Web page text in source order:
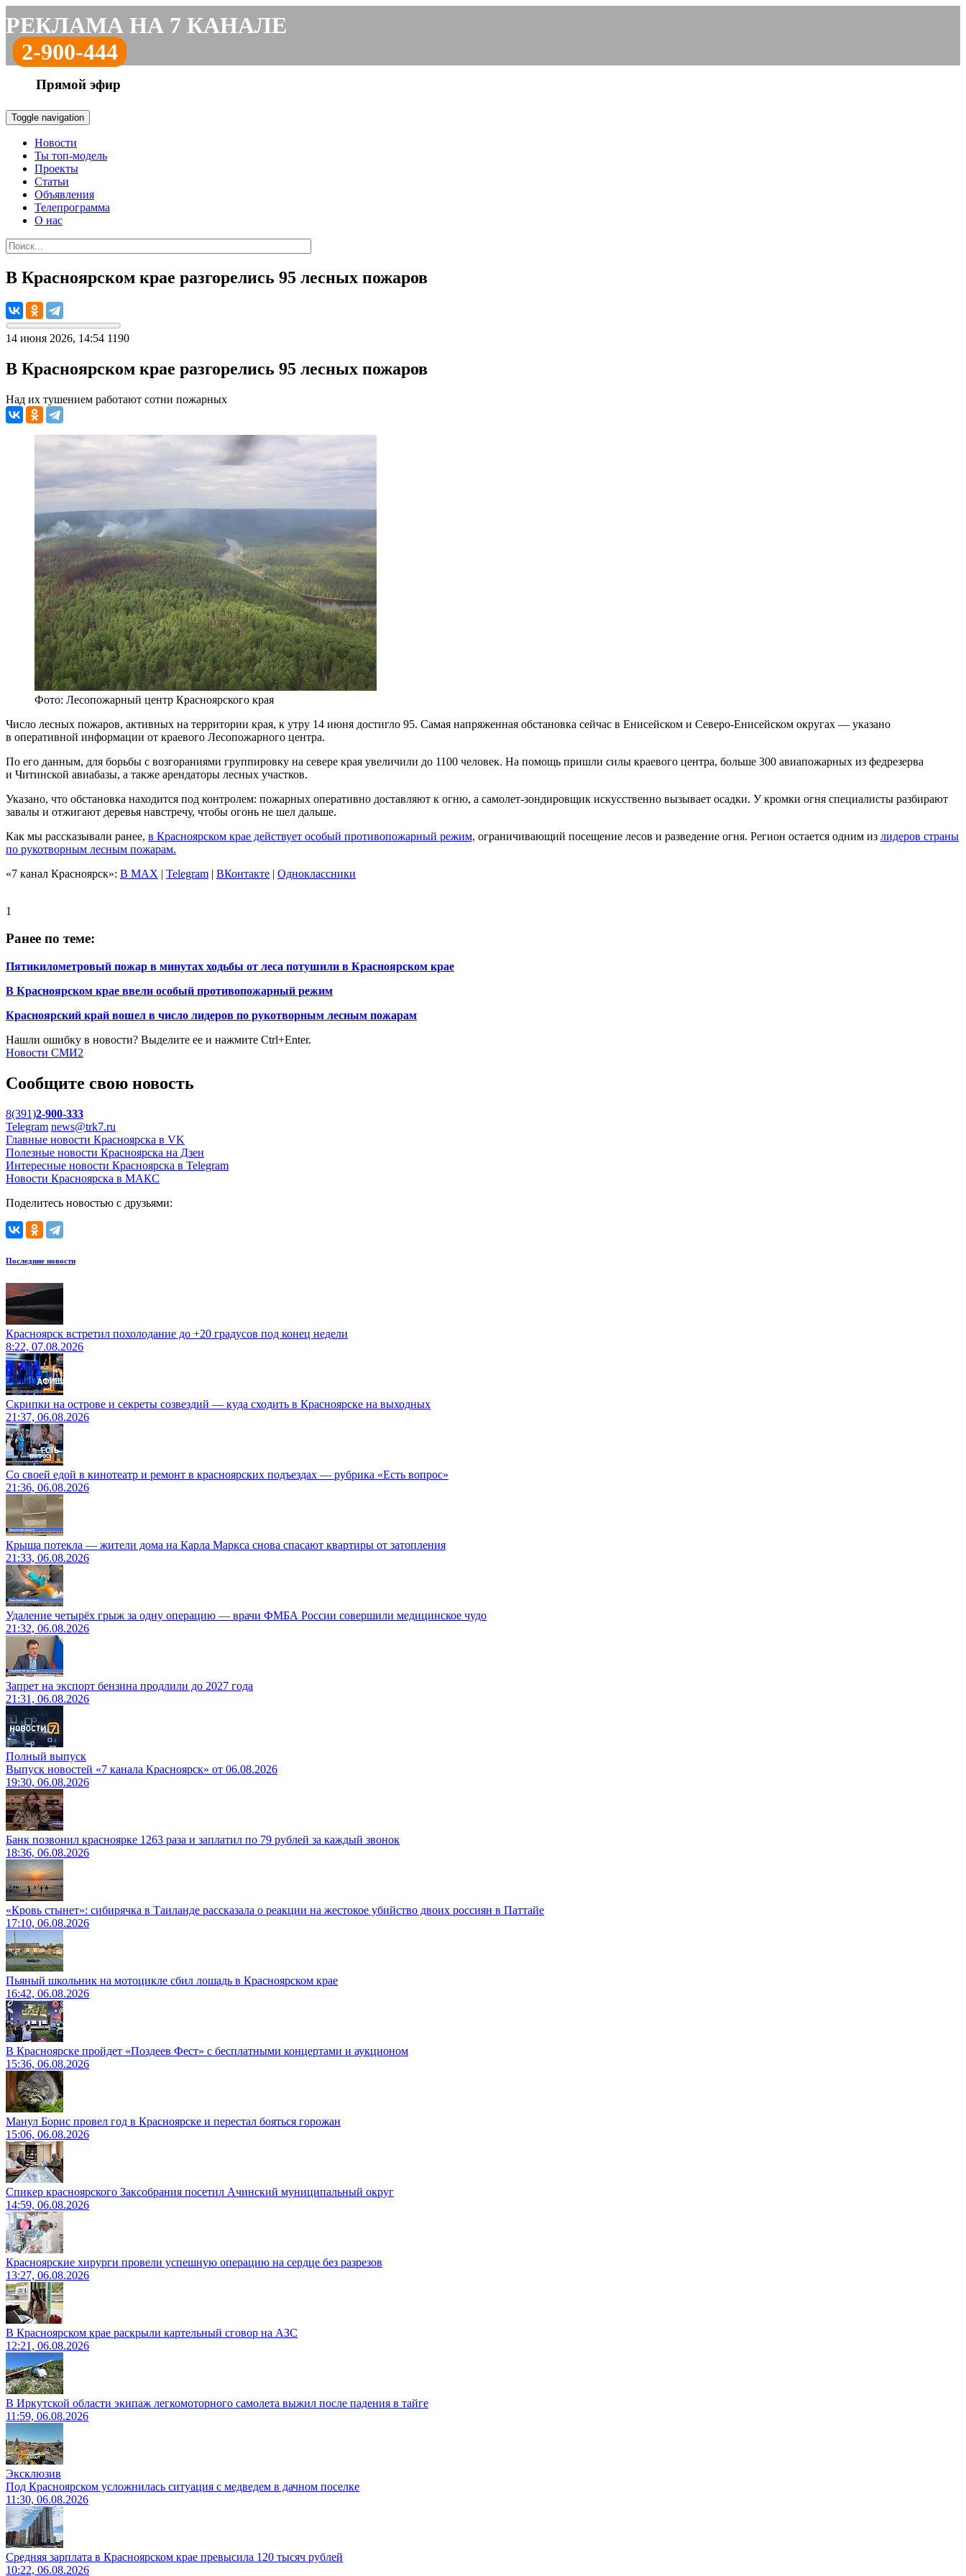
РЕКЛАМА НА 7 КАНАЛЕ
2-900-444
Прямой эфир
Toggle navigation
Новости
Ты топ-модель
Проекты
Статьи
Объявления
Телепрограмма
О нас
В Красноярском крае разгорелись 95 лесных пожаров
14 июня 2026, 14:54 1190
В Красноярском крае разгорелись 95 лесных пожаров
Над их тушением работают сотни пожарных
Фото: Лесопожарный центр Красноярского края
Число лесных пожаров, активных на территории края, к утру 14 июня достигло 95. Самая напряженная обстановка сейчас в Енисейском и Северо-Енисейском округах — указано
в оперативной информации от краевого Лесопожарного центра.
По его данным, для борьбы с возгораниями группировку на севере края увеличили до 1100 человек. На помощь пришли силы краевого центра, больше 300 авиапожарных из федрезерва
и Читинской авиабазы, а также арендаторы лесных участков.
Указано, что обстановка находится под контролем: пожарных оперативно доставляют к огню, а самолет-зондировщик искусственно вызывает осадки. У кромки огня специалисты разбирают
завалы и отжигают деревья навстречу, чтобы огонь не шел дальше.
Как мы рассказывали ранее, в Красноярском крае действует особый противопожарный режим, ограничивающий посещение лесов и разведение огня. Регион остается одним из лидеров страны
по рукотворным лесным пожарам.
«7 канал Красноярск»: В MAX | Telegram | ВКонтакте | Одноклассники
1
Ранее по теме:
Пятикилометровый пожар в минутах ходьбы от леса потушили в Красноярском крае
В Красноярском крае ввели особый противопожарный режим
Красноярский край вошел в число лидеров по рукотворным лесным пожарам
Нашли ошибку в новости? Выделите ее и нажмите Ctrl+Enter.
Новости СМИ2
Сообщите свою новость
8(391)2-900-333
Telegram news@trk7.ru
Главные новости Красноярска в VK
Полезные новости Красноярска на Дзен
Интересные новости Красноярска в Telegram
Новости Красноярска в МАКС
Поделитесь новостью с друзьями:
Последние новости
Красноярск встретил похолодание до +20 градусов под конец недели
8:22, 07.08.2026
Скрипки на острове и секреты созвездий — куда сходить в Красноярске на выходных
21:37, 06.08.2026
Со своей едой в кинотеатр и ремонт в красноярских подъездах — рубрика «Есть вопрос»
21:36, 06.08.2026
Крыша потекла — жители дома на Карла Маркса снова спасают квартиры от затопления
21:33, 06.08.2026
Удаление четырёх грыж за одну операцию — врачи ФМБА России совершили медицинское чудо
21:32, 06.08.2026
Запрет на экспорт бензина продлили до 2027 года
21:31, 06.08.2026
Полный выпуск
Выпуск новостей «7 канала Красноярск» от 06.08.2026
19:30, 06.08.2026
Банк позвонил красноярке 1263 раза и заплатил по 79 рублей за каждый звонок
18:36, 06.08.2026
«Кровь стынет»: сибирячка в Таиланде рассказала о реакции на жестокое убийство двоих россиян в Паттайе
17:10, 06.08.2026
Пьяный школьник на мотоцикле сбил лошадь в Красноярском крае
16:42, 06.08.2026
В Красноярске пройдет «Поздеев Фест» с бесплатными концертами и аукционом
15:36, 06.08.2026
Манул Борис провел год в Красноярске и перестал бояться горожан
15:06, 06.08.2026
Спикер красноярского Заксобрания посетил Ачинский муниципальный округ
14:59, 06.08.2026
Красноярские хирурги провели успешную операцию на сердце без разрезов
13:27, 06.08.2026
В Красноярском крае раскрыли картельный сговор на АЗС
12:21, 06.08.2026
В Иркутской области экипаж легкомоторного самолета выжил после падения в тайге
11:59, 06.08.2026
Эксклюзив
Под Красноярском усложнилась ситуация с медведем в дачном поселке
11:30, 06.08.2026
Средняя зарплата в Красноярском крае превысила 120 тысяч рублей
10:22, 06.08.2026